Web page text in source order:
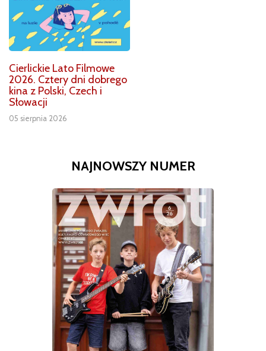
Cierlickie Lato Filmowe
2026. Cztery dni dobrego
kina z Polski, Czech i
Słowacji
05 sierpnia 2026
NAJNOWSZY NUMER